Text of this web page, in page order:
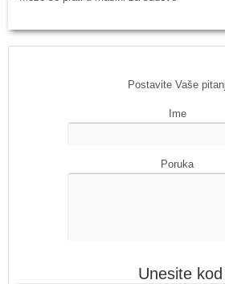
Postavite Vaše
Ime
Poruka
Unesite kod